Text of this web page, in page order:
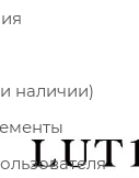
наличии)